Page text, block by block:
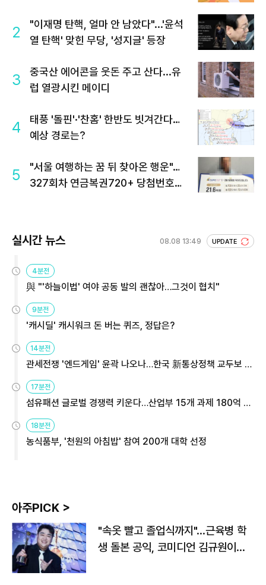
2
"이재명 탄핵, 얼마 안 남았다"...'윤석
열 탄핵' 맞힌 무당, '성지글' 등장
3
중국산 에어콘을 웃돈 주고 산다...유
럽 열광시킨 메이디
4
태풍 '돌핀'·'찬홈' 한반도 빗겨간다…
예상 경로는?
5
"서울 여행하는 꿈 뒤 찾아온 행운"…
327회차 연금복권720+ 당첨번호조
실시간 뉴스 08.08 13:49 UPDATE
4분전
與 "'하늘이법' 여야 공동 발의 괜찮아…그것이 협치"
9분전
'캐시딜' 캐시워크 돈 버는 퀴즈, 정답은?
14분전
관세전쟁 '엔드게임' 윤곽 나오나…한국 新통상정책 교두보 활
용해야
17분전
섬유패션 글로벌 경쟁력 키운다…산업부 15개 과제 180억 지
원
18분전
농식품부, '천원의 아침밥' 참여 200개 대학 선정
아주PICK >
"속옷 빨고 졸업식까지"…근육병 학
생 돌본 공익, 코미디언 김규원이었